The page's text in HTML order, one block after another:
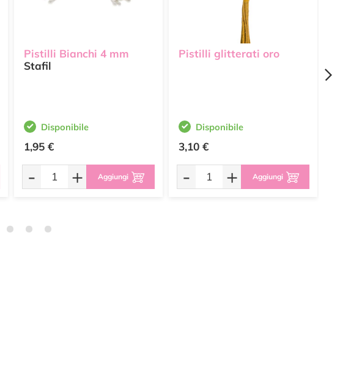
Pistilli Bianchi 4 mm
Stafil
Disponibile
1,95 €
- + Aggiungi
Pistilli glitterati oro
Disponibile
3,10 €
- + Aggiungi